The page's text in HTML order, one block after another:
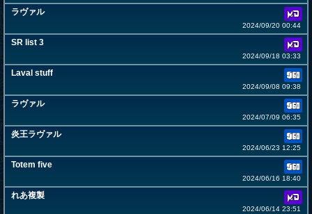
ラヴァル
2024/09/20 00:44
SR list 3
2024/09/18 03:33
Laval stuff
2024/09/08 09:38
ラヴァル
2024/07/09 06:35
炎王ラヴァル
2024/06/23 12:25
Totem five
2024/06/16 18:40
れあ複製
2024/06/14 23:51